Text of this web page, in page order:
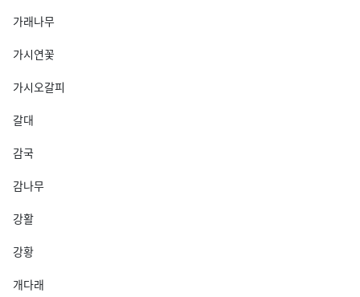
가래나무
가시연꽃
가시오갈피
갈대
감국
감나무
강활
강황
개다래